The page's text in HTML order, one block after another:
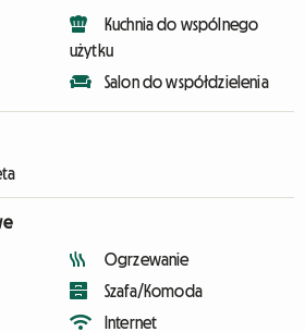
Kuchnia do wspólnego
użytku
Salon do współdzielenia
Ogrzewanie
Szafa/Komoda
Internet